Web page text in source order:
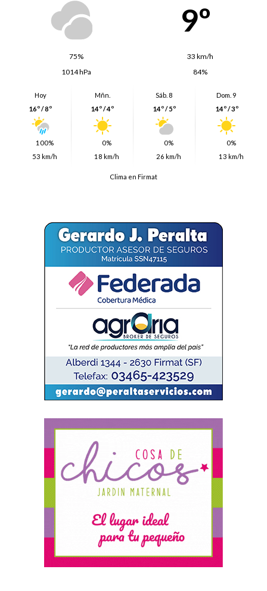
9º
75%
33 km/h
1014 hPa
84%
Hoy
16º / 8º
100%
53 km/h
Mñn.
14º / 4º
0%
18 km/h
Sáb. 8
14º / 5º
0%
26 km/h
Dom. 9
14º / 3º
0%
13 km/h
Clima en Firmat